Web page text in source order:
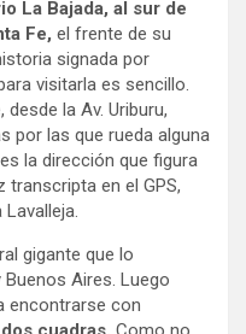
La Bajada, al sur de
Fe, el frente de su
signada por
visitarla es sencillo.
la Av. Uriburu,
por las que rueda alguna
la dirección que figura
en el GPS,
gigante que lo
Aires. Luego
encontrarse con